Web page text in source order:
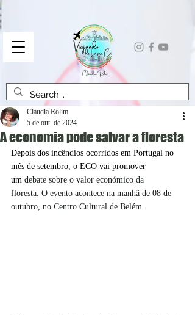
A economia pode salvar a floresta
Cláudia Rolim
5 de out. de 2024
Depois dos incêndios ocorridos em Portugal no
mês de setembro, o ECO vai promover
um debate sobre o valor económico da
floresta. O evento acontece na manhã de 08 de
outubro, no Centro Cultural de Belém.